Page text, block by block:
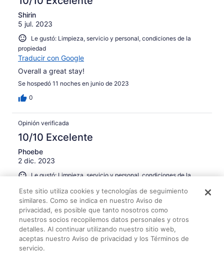
Shirin
5 jul. 2023
Le gustó: Limpieza, servicio y personal, condiciones de la
propiedad
Traducir con Google
Overall a great stay!
Se hospedó 11 noches en junio de 2023
0
Opinión verificada
10/10 Excelente
Phoebe
2 dic. 2023
Le gustó: Limpieza, servicio y personal, condiciones de la
Traducir con Google
Beautiful stay
Se hospedó 9 noches en noviembre de 2023
Este sitio utiliza cookies y tecnologías de seguimiento
similares. Como se indica en nuestro Aviso de
privacidad, es posible que tanto nosotros como
nuestros socios recopilemos datos personales y otros
detalles. Al continuar utilizando nuestro sitio web,
aceptas nuestro Aviso de privacidad y los Términos de
servicio.